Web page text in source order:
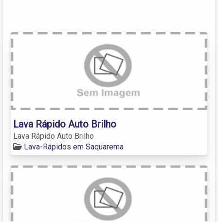
Lava Rápido Auto Brilho
Lava Rápido Auto Brilho
Lava-Rápidos em Saquarema